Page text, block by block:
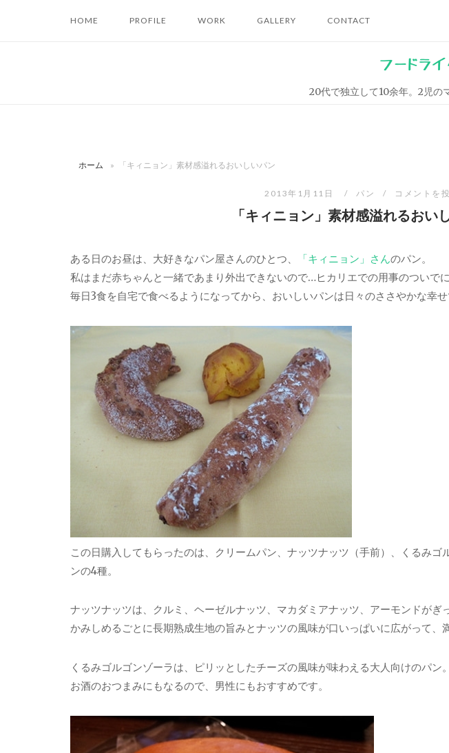
HOME PROFILE WORK GALLERY CONTACT
フードラ
20代で独立して10余年。2児の
ホーム » 「キィニョン」素材感溢れるおいしいパン
2013年1月11日 パン コメントを
「キィニョン」素材感溢れるおい
ある日のお昼は、大好きなパン屋さんのひとつ、 「キィニョン」さんのパン。
私はまだ赤ちゃんと一緒であまり外出できないので…ヒカリエでの用事のついで
毎日3食を自宅で食べるようになってから、おいしいパンは日々のささやかな幸せ
この日購入してもらったのは、クリームパン、ナッツナッツ（手前）、くるみ
ンの4種。
ナッツナッツは、クルミ、ヘーゼルナッツ、マカダミアナッツ、アーモンドがぎ
かみしめるごとに長期熟成生地の旨みとナッツの風味が口いっぱいに広がって、
くるみゴルゴンゾーラは、ピリッとしたチーズの風味が味わえる大人向けのパン。
お酒のおつまみにもなるので、男性にもおすすめです。